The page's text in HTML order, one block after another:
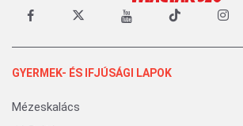
GYERMEK- ÉS IFJÚSÁGI LAPOK
Mézeskalács